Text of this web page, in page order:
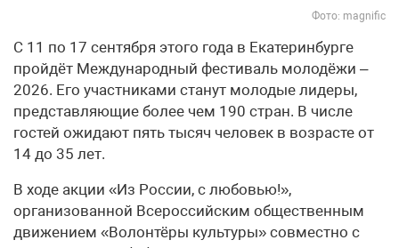
Фото: magnific
С 11 по 17 сентября этого года в Екатеринбурге
пройдёт Международный фестиваль молодёжи –
2026. Его участниками станут молодые лидеры,
представляющие более чем 190 стран. В числе
гостей ожидают пять тысяч человек в возрасте от
14 до 35 лет.
В ходе акции «Из России, с любовью!»,
организованной Всероссийским общественным
движением «Волонтёры культуры» совместно с